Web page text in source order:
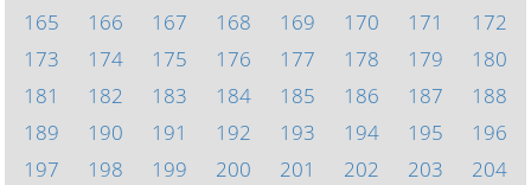
165
166 167 168 169 170 171
172
173
174 175 176 177 178 179
180
181
182 183 184 185 186 187
188
189
190 191 192 193 194 195
196
197
198 199 200 201 202 203
204